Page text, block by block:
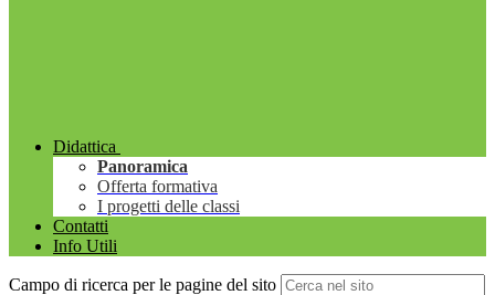
Didattica
Panoramica
Offerta formativa
I progetti delle classi
Contatti
Info Utili
Campo di ricerca per le pagine del sito